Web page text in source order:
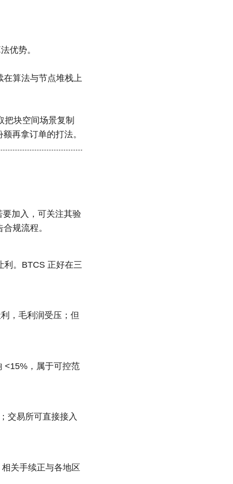
优势。
算法与节点堆栈上
把块空间场景复制
再拿订单的打法。
加入，可关注其验
规流程。
利。BTCS 正好在三
，毛利润受压；但
<15%，属于可控范
交易所可直接接入
关手续正与各地区